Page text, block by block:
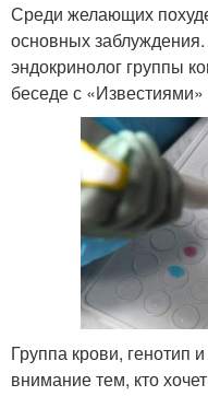
Среди желающих
основных
эндокринолог группы
беседе с «Известиями»
Группа крови, генотип
внимание тем, кто